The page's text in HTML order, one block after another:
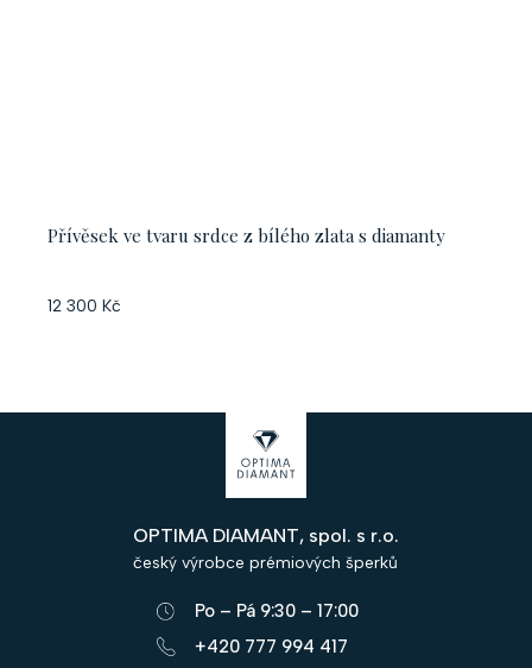
Přívěsek ve tvaru srdce z bílého zlata s diamanty
12 300 Kč
OPTIMA DIAMANT, spol. s r.o.
český výrobce prémiových šperků
Po – Pá 9:30 – 17:00
+420 777 994 417